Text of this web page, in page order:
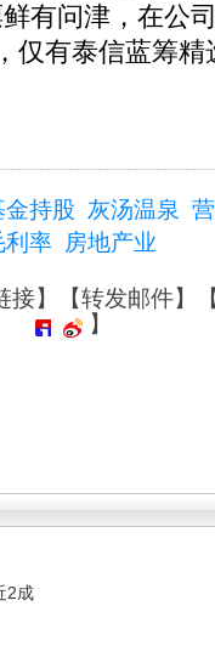
有问津，在公
仅有泰信蓝筹
金持股 灰汤温泉
利率 房地产业
接】【转发邮件】
】
2成